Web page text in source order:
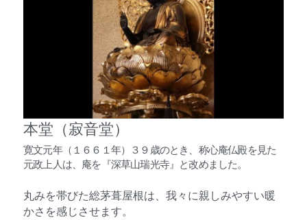
本堂（寂音堂）
寛文元年（１６６１年）３９歳のとき、称心庵仏殿を見た
元政上人は、庵を『深草山瑞光寺』と改めました。
丸みを帯びた総茅葺屋根は、我々に親しみやすい暖
かさを感じさせます。